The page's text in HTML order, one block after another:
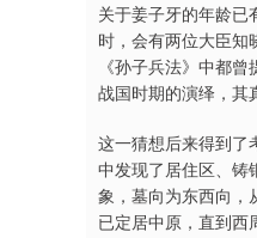
关于姜子牙的年龄已
时，会有两位大臣知
《孙子兵法》中都
战国时期的演绎，其
这一猜想后来得到了
中发现了居住区、铸
象，墓向为东西向，
已定居中原，直到西